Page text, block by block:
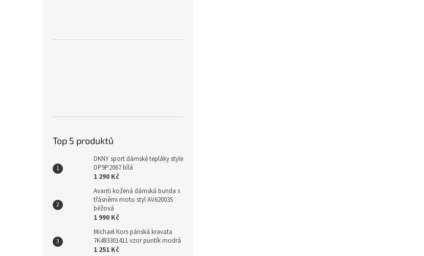
Top 5 produktů
DKNY sport dámské tepláky style
DP9P2067 bílá
1 290 Kč
Avanti kožená dámská bunda s
třásněmi moto styl AV62003S
béžová
1 990 Kč
Michael Kors pánská kravata
7K483301411 vzor puntík modrá
1 251 Kč